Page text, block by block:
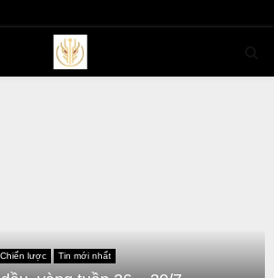
lược Tin mới nhất